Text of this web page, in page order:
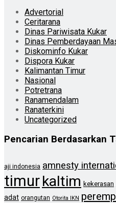
Advertorial
Ceritarana
Dinas Pariwisata Kukar
Dinas Pemberdayaan
Diskominfo Kukar
Dispora Kukar
Kalimantan Timur
Nasional
Potretrana
Ranamendalam
Ranaterkini
Uncategorized
Pencarian Berdasarkan
aji indonesia amnesty
timurkaltim kekerasan
adat orangutan Otorita IKN